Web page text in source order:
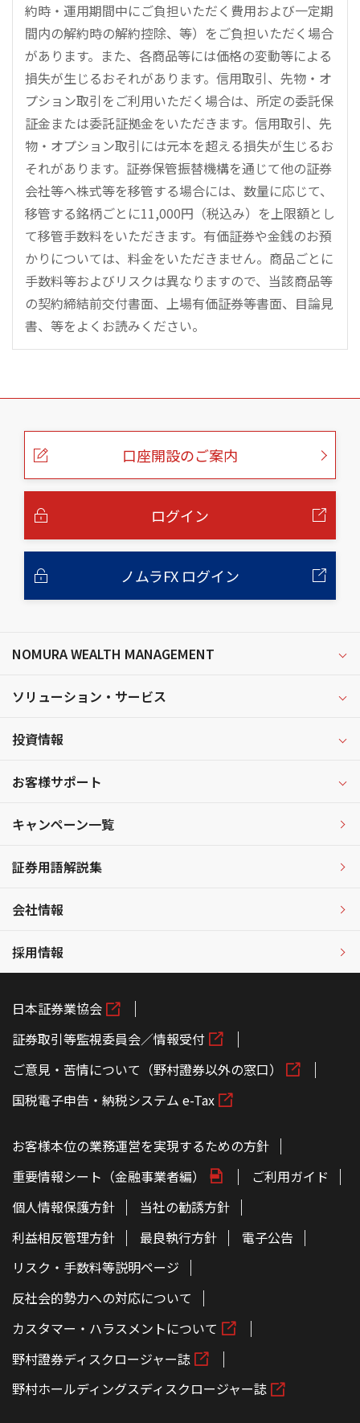
約時・運用期間中にご負担いただく費用および一定期
間内の解約時の解約控除、等）をご負担いただく場合
があります。また、各商品等には価格の変動等による
損失が生じるおそれがあります。信用取引、先物・オ
プション取引をご利用いただく場合は、所定の委託保
証金または委託証拠金をいただきます。信用取引、先
物・オプション取引には元本を超える損失が生じるお
それがあります。証券保管振替機構を通じて他の証券
会社等へ株式等を移管する場合には、数量に応じて、
移管する銘柄ごとに11,000円（税込み）を上限額とし
て移管手数料をいただきます。有価証券や金銭のお預
かりについては、料金をいただきません。商品ごとに
手数料等およびリスクは異なりますので、当該商品等
の契約締結前交付書面、上場有価証券等書面、目論見
書、等をよくお読みください。
こ
口座開設のご案内
ログイン
ノムラFX ログイン
NOMURA WEALTH MANAGEMENT
ソリューション・サービス
投資情報
お客様サポート
キャンペーン一覧
証券用語解説集
会社情報
採用情報
日本証券業協会
証券取引等監視委員会／情報受付
ご意見・苦情について（野村證券以外の窓口）
国税電子申告・納税システム e-Tax
お客様本位の業務運営を実現するための方針
重要情報シート（金融事業者編）
ご利用ガイド
個人情報保護方針
当社の勧誘方針
利益相反管理方針
最良執行方針
電子公告
リスク・手数料等説明ページ
反社会的勢力への対応について
カスタマー・ハラスメントについて
野村證券ディスクロージャー誌
野村ホールディングスディスクロージャー誌